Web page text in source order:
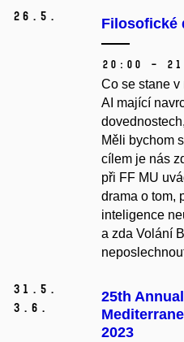
26. 5. Filosofické
20:00 –
Co se stane v
AI mající
Měli bychom
cílem je nás
při FF MU
drama o tom,
inteligence
a zda Volání
31. 5.
3. 6.
25th
2023